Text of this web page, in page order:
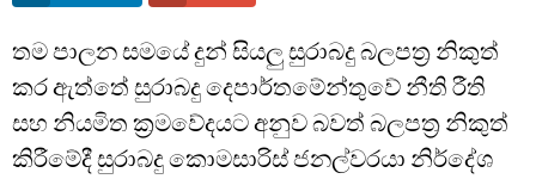
තම පාලන සමයේ දුන් සියලු සුරාබදු බලපත්‍ර නිකුත්
කර ඇත්තේ සුරාබදු දෙපාර්තමේන්තුවේ නීති රීති
සහ නියමිත ක්‍රමවේදයට අනුව බවත් බලපත්‍ර නිකුත්
කිරීමේදී සුරාබදු කොමසාරිස් ජනල්වරයා නිර්දේශ